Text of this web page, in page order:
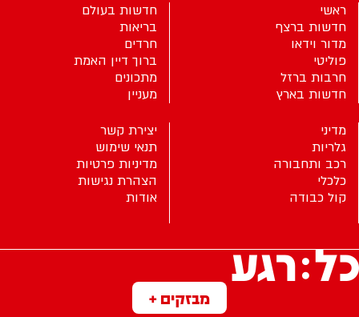
מבזקים +
ראשי
חדשות ברצף
מדור וידאו
פוליטי
חרבות ברזל
חדשות בארץ
חדשות בעולם
בריאות
חרדים
ברוך דיין האמת
מתכונים
מעניין
מדיני
גלריות
רכב ותחבורה
כלכלי
קול כבודה
יצירת קשר
תנאי שימוש
מדיניות פרטיות
הצהרת נגישות
אודות